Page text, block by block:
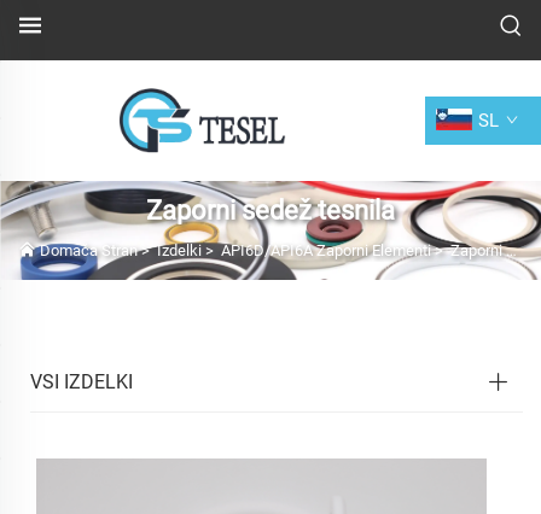
SL
Zaporni sedež tesnila
Domača Stran>Izdelki > API6D/API6A Zaporni Elementi>Zaporni sedež tesnila
VSI IZDELKI